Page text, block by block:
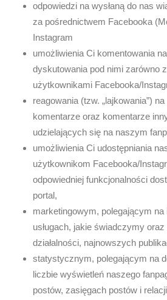
odpowiedzi na wysłaną do nas
za pośrednictwem Facebooka
Instagram
umożliwienia Ci komentowania
dyskutowania pod nimi zarówno
użytkownikami Facebooka/
reagowania (tzw. „lajkowania”)
komentarze oraz komentarze
udzielających się na naszym
umożliwienia Ci udostępniania
użytkownikom Facebooka/
odpowiedniej funkcjonalności
portal,
marketingowym, polegającym na
usługach, jakie świadczymy
działalności, najnowszych
statystycznym, polegającym na
liczbie wyświetleń naszego
postów, zasięgach postów i